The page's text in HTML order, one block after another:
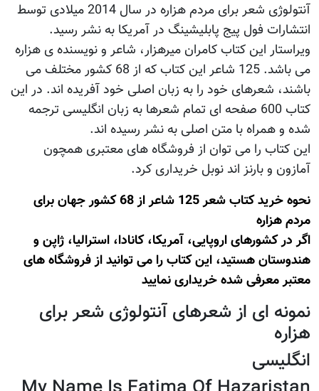
آنتولوژی شعر برای مردم هزاره در سال 2014 میلادی توسط
انتشارات فول پیج پابلیشینگ در آمریکا به نشر رسید.
ویراستار این کتاب کامران میرهزار، شاعر و نویسنده ی هزاره
می باشد. 125 شاعر این کتاب که از 68 کشور مختلف می
باشند، شعرهای خود را به زبان اصلی خود آفریده اند. در این
کتاب 600 صفحه ای تمام شعرها به زبان انگلیسی ترجمه
شده و همراه با متن اصلی به نشر رسیده اند.
این کتاب را می توان از فروشگاه های معتبری همچون
آمازون و بارنز اند نوبل خریداری کرد.
نحوه خرید کتاب شعر 125 شاعر از 68 کشور جهان برای
مردم هزاره
اگر در کشورهای اروپایی، آمریکا، کانادا، استرالیا، ژاپن و
هندوستان هستید، این کتاب را می توانید از فروشگاه های
معتبر معرفی شده خریداری نمایید
نمونه ای از شعرهای آنتولوژی شعر برای
هزاره
انگلیسی